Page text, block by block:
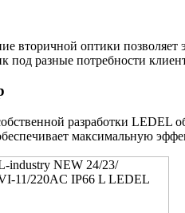
вторичной оптики позволяет
под разные потребности
разработки LEDEL
максимальную